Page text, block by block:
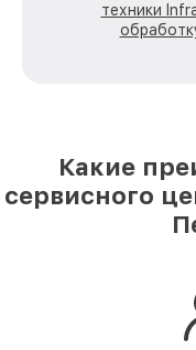
техники
Какие
сервисного